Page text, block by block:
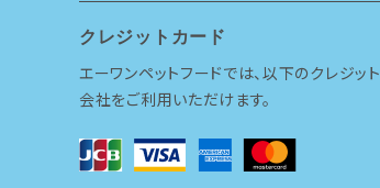
よくあるご質問
ご利用ガイド
プライバシーポリシー
クレジットカード
エーワンペットフードでは、以下のクレジット
会社をご利用いただけます。